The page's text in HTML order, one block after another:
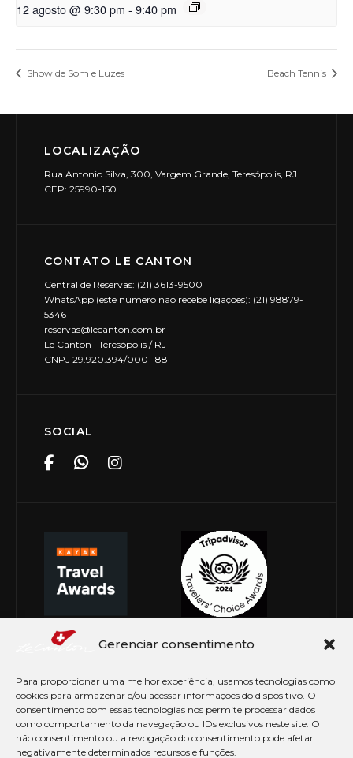
Gerenciar consentimento
Para proporcionar uma melhor experiência, usamos tecnologias como
cookies para armazenar e/ou acessar informações do dispositivo. O
consentimento com essas tecnologias nos permite processar dados
como comportamento da navegação ou IDs exclusivos neste site. O
não consentimento ou a revogação do consentimento pode afetar
negativamente determinados recursos e funções.
12 agosto @ 9:30 pm - 9:40 pm
Show de Som e Luzes Beach Tennis
LOCALIZAÇÃO
Rua Antonio Silva, 300, Vargem Grande, Teresópolis, RJ
CEP: 25990-150
CONTATO LE CANTON
Central de Reservas: (21) 3613-9500
WhatsApp (este número não recebe ligações): (21) 98879-
5346
reservas@lecanton.com.br
Le Canton | Teresópolis / RJ
CNPJ 29.920.394/0001-88
SOCIAL
© Copyright 2026 Le Canton. Todos os direitos